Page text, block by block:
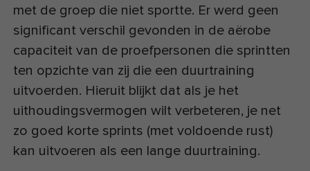
met de groep die niet sportte. Er werd geen
significant verschil gevonden in de aërobe
capaciteit van de proefpersonen die sprintten
ten opzichte van zij die een duurtraining
uitvoerden. Hieruit blijkt dat als je het
uithoudingsvermogen wilt verbeteren, je net
zo goed korte sprints (met voldoende rust)
kan uitvoeren als een lange duurtraining.